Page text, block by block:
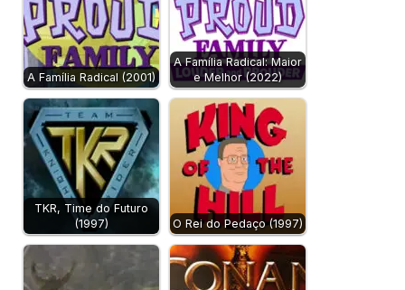
A Família Radical (2001)
A Família Radical: Maior
e Melhor (2022)
TKR, Time do Futuro
(1997)
O Rei do Pedaço (1997)